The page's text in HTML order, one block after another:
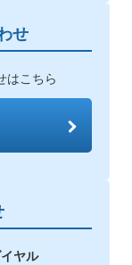
せ
はこちら
ヤル